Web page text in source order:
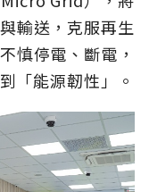
輸送，克服再生
慎停電、斷電，
「能源韌性」。